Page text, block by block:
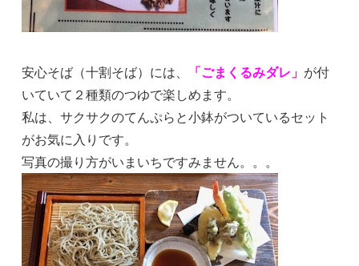
安心そば（十割そば）には、 「ごまくるみダレ」 が付
いていて２種類のつゆで楽しめます。
私は、サクサクのてんぷらと小鉢がついているセット
がお気に入りです。
写真の撮り方がいまいちですみません。。。